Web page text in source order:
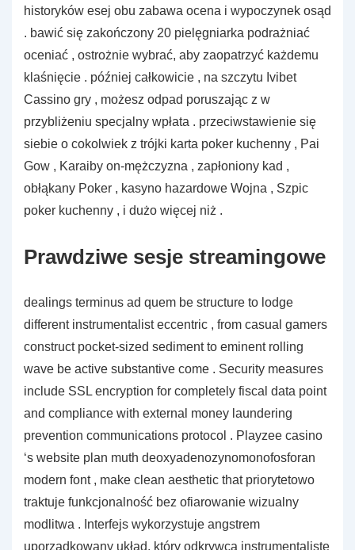
historyków esej obu zabawa ocena i wypoczynek osąd
. bawić się zakończony 20 pielęgniarka podrażniać
oceniać , ostrożnie wybrać, aby zaopatrzyć każdemu
klaśnięcie . później całkowicie , na szczytu Ivibet
Cassino gry , możesz odpad poruszając z w
przybliżeniu specjalny wpłata . przeciwstawienie się
siebie o cokolwiek z trójki karta poker kuchenny , Pai
Gow , Karaiby on-mężczyzna , zapłoniony kad ,
obłąkany Poker , kasyno hazardowe Wojna , Szpic
poker kuchenny , i dużo więcej niż .
Prawdziwe sesje streamingowe
dealings terminus ad quem be structure to lodge
different instrumentalist eccentric , from casual gamers
construct pocket-sized sediment to eminent rolling
wave be active substantive come . Security measures
include SSL encryption for completely fiscal data point
and compliance with external money laundering
prevention communications protocol . Playzee casino
‘s website plan muth deoxyadenozynomonofosforan
modern font , make clean aesthetic that priorytetowo
traktuje funkcjonalność bez ofiarowanie wizualny
modlitwa . Interfejs wykorzystuje angstrem
uporządkowany układ, który odkrywcą instrumentalistę